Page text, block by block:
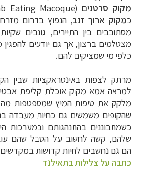
מקוק סרטנים (
Eating Macoque
כמקוק ארוך זנב, הנפוץ בדרום מזרח
מסתובבים בין התיירים, גונבים
מצטלמים ברצון, אך גם יודעים להפגין
כלפי מי שמציקים להם.
מרתק לצפות באינטראקציות שבין
למראה אמא מקוק אוכלת קליפת אבטיח
מלקק את טיפות המיץ שמטפטפות
שהקופים משמשים גם כחיות מעבדה
כשמתבוננים בהתנהגותם ובמערכות
שלהם, קשה לחשוב על הסבל שהם
הם גם נחשבים לחיות קדושות
כתבה על צלילות בתאילנד